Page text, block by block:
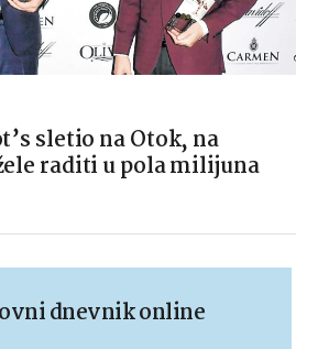
sletio na Otok, na
raditi u pola milijuna
dnevnik online